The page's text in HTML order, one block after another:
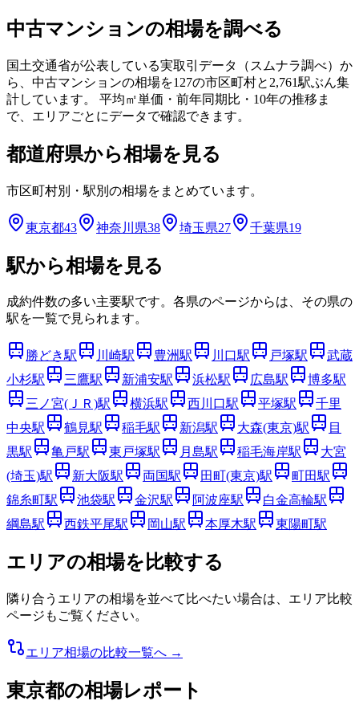
中古マンションの相場を調べる
国土交通省が公表している実取引データ（スムナラ調べ）か
ら、中古マンションの相場を127の市区町村と 2,761駅ぶん集
計しています。 平均㎡単価・前年同期比・10年の推移ま
で、エリアごとにデータで確認できます。
都道府県から相場を見る
市区町村別・駅別の相場をまとめています。
東京都43 神奈川県38 埼玉県27 千葉県19
駅から相場を見る
成約件数の多い主要駅です。各県のページからは、その県の
駅を一覧で見られます。
勝どき駅 川崎駅 豊洲駅 川口駅 戸塚駅
武蔵
小杉駅 三鷹駅 新浦安駅 浜松駅 広島駅 博多駅
三ノ宮(ＪＲ)駅 横浜駅 西川口駅 平塚駅
千里
中央駅 鶴見駅 稲毛駅 新潟駅 大森(東京)駅
目
黒駅 亀戸駅 東戸塚駅 月島駅 稲毛海岸駅
大宮
(埼玉)駅 新大阪駅 両国駅 田町(東京)駅 町田駅
錦糸町駅 池袋駅 金沢駅 阿波座駅 白金高輪駅
綱島駅 西鉄平尾駅 岡山駅 本厚木駅 東陽町駅
エリアの相場を比較する
隣り合うエリアの相場を並べて比べたい場合は、エリア比較
ページもご覧ください。
エリア相場の比較一覧へ →
東京都の相場レポート